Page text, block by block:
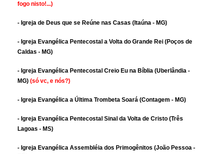
fogo nisto!...)
- Igreja de Deus que se Reúne nas Casas (Itaúna - MG)
- Igreja Evangélica Pentecostal a Volta do Grande Rei (Poços de
Caldas - MG)
- Igreja Evangélica Pentecostal Creio Eu na Bíblia (Uberlândia -
MG) (só vc, e nós?)
- Igreja Evangélica a Última Trombeta Soará (Contagem - MG)
- Igreja Evangélica Pentecostal Sinal da Volta de Cristo (Três
Lagoas - MS)
- Igreja Evangélica Assembléia dos Primogênitos (João Pessoa -